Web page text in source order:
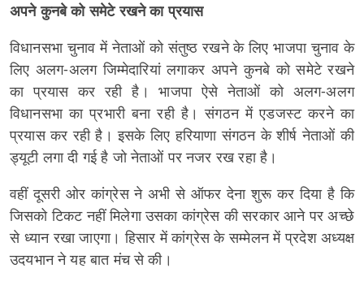
अपने कुनबे को समेटे रखने का प्रयास
विधानसभा चुनाव में नेताओं को संतुष्ठ रखने के लिए भाजपा चुनाव के
लिए अलग-अलग जिम्मेदारियां लगाकर अपने कुनबे को समेटे रखने
का प्रयास कर रही है। भाजपा ऐसे नेताओं को अलग-अलग
विधानसभा का प्रभारी बना रही है। संगठन में एडजस्ट करने का
प्रयास कर रही है। इसके लिए हरियाणा संगठन के शीर्ष नेताओं की
ड्यूटी लगा दी गई है जो नेताओं पर नजर रख रहा है।
वहीं दूसरी ओर कांग्रेस ने अभी से ऑफर देना शुरू कर दिया है कि
जिसको टिकट नहीं मिलेगा उसका कांग्रेस की सरकार आने पर अच्छे
से ध्यान रखा जाएगा। हिसार में कांग्रेस के सम्मेलन में प्रदेश अध्यक्ष
उदयभान ने यह बात मंच से की।